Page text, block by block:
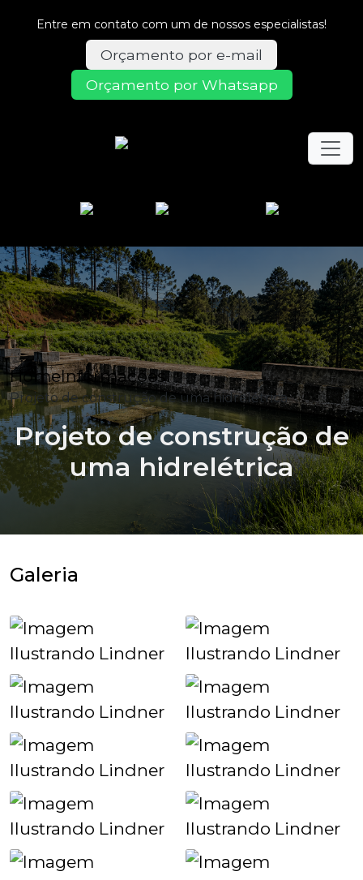
Entre em contato com um de nossos especialistas!
Orçamento por e-mail
Orçamento por Whatsapp
HomeInformações
Projeto de construção de uma hidrelétrica
Projeto de construção de
uma hidrelétrica
Galeria